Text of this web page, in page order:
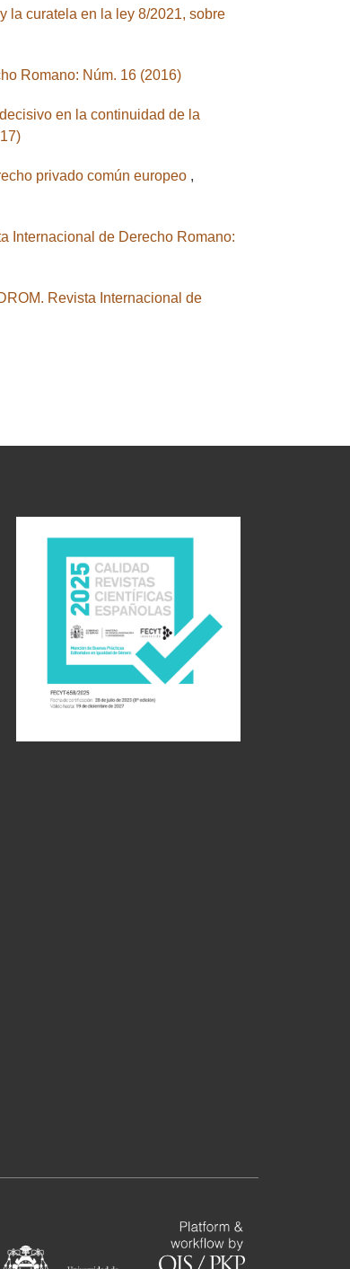
la curatela en la ley 8/2021, sobre
Romano: Núm. 16 (2016)
en la continuidad de la
privado común europeo ,
Internacional de Derecho Romano:
Revista Internacional de